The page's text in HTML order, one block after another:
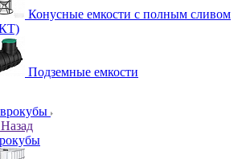
Конусные емкости с полным сливом
Подземные емкости
Назад